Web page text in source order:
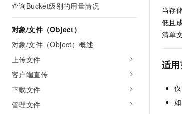
查询Bucket级别的用量情况
对象/文件（Object）
对象/文件（Object）概述
上传文件
客户端直传
下载文件
管理文件
当存
低且
清单
适
智能体时
能看、能
容器
存储
网络与CDN
安全
无影云电脑
随时随地
云解析
云原生
大数据
现代化应用
安全
网络
快速拥
云工开物
高校专属
解决方案
AI 产品
观测云
Tuya 物
电子合同
畅捷通
Tableau
无影生
在线服务
工单服务
分析师报
研究报
天池大
AI 算法大
云开发大